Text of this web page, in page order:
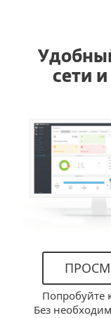
сети
Попробуйте
Без